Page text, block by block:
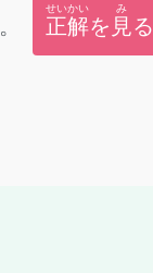
正解
せいかい
を 見
み
る